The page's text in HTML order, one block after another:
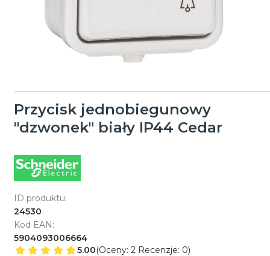
Przycisk jednobiegunowy
"dzwonek" biały IP44 Cedar
ID produktu:
24530
Kod EAN:
5904093006664
5.00(Oceny: 2 Recenzje: 0)